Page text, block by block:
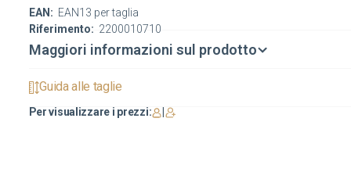
Riferimento: 2200010710
EAN: EAN13 per taglia
Maggiori informazioni sul prodotto
Guida alle taglie
Per visualizzare i prezzi: